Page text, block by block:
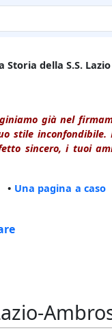
della S.S. Lazio
già nel
stile inconfondibile.
sincero, i tuoi
• Una pagina a caso